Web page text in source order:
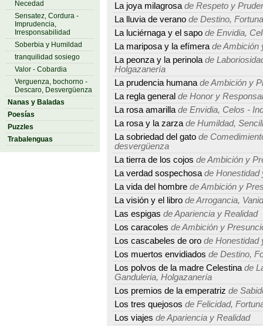
Necedad
Sensatez, Cordura -
Imprudencia,
Irresponsabilidad
Soberbia y Humildad
tranquilidad sosiego
Valor - Cobardia
Verguenza, bochorno -
Descaro, Desvergüenza
Nanas y Baladas
Poesías
Puzzles
Trabalenguas
La joya milagrosa de Respeto y
La lluvia de verano de Destino,
La luciérnaga y el sapo de Envidia,
La mariposa y la efímera de Ambición
La peonza y la perinola de
Holgazanería
La prudencia humana de Ambición y
La regla general de Honor y
La rosa amarilla de Envidia, Celos -
La rosa y la zarza de Humildad,
La sobriedad del gato de
desvergüenza
La tierra de los cojos de Ambición y
La verdad sospechosa de Honestidad
La vida del hombre de Ambición y
La visión y el libro de Arrogancia,
Las espigas de Apariencia y Realidad
Los caracoles de Ambición y
Los cascabeles de oro de Honestidad
Los muertos envidiados de Destino,
Los polvos de la madre Celestina de
Ganduleria, Holgazanería
Los premios de la emperatriz de
Los tres quejosos de Felicidad,
Los viajes de Apariencia y Realidad